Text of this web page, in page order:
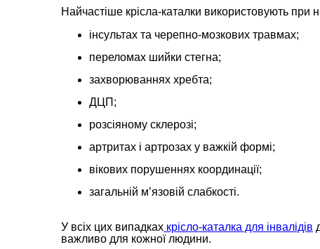
Найчастіше крісла-каталки використовують при
інсультах та черепно-мозкових травмах;
переломах шийки стегна;
захворюваннях хребта;
ДЦП;
розсіяному склерозі;
артритах і артрозах у важкій формі;
вікових порушеннях координації;
загальній м’язовій слабкості.
У всіх цих випадках крісло-каталка для інвалідів
важливо для кожної людини.